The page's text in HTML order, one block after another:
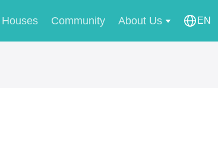
Houses Community About Us EN